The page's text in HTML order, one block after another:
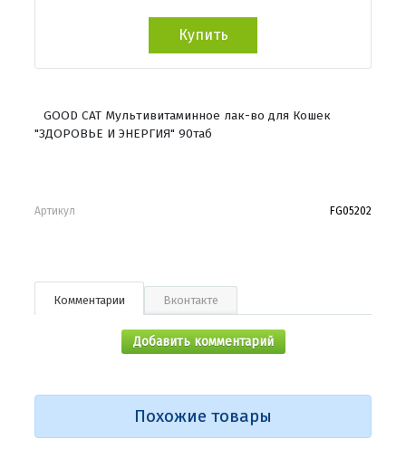
Купить
GOOD CAT Мультивитаминное лак-во для Кошек
"ЗДОРОВЬЕ И ЭНЕРГИЯ" 90таб
Артикул FG05202
Комментарии Вконтакте
Добавить комментарий
Похожие товары